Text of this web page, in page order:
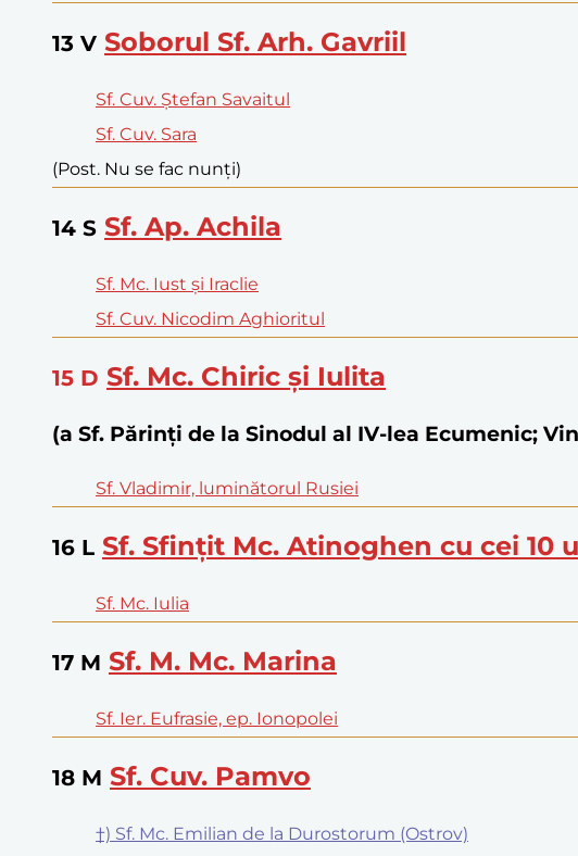
13 V Soborul Sf. Arh. Gavriil
Sf. Cuv. Ștefan Savaitul
Sf. Cuv. Sara
(Post. Nu se fac nunți)
14 S Sf. Ap. Achila
Sf. Mc. Iust și Iraclie
Sf. Cuv. Nicodim Aghioritul
15 D Sf. Mc. Chiric și Iulita
(a Sf. Părinţi de la Sinodul al IV-lea Ecumenic;
Sf. Vladimir, luminătorul Rusiei
16 L Sf. Sfințit Mc. Atinoghen cu cei 10
Sf. Mc. Iulia
17 M Sf. M. Mc. Marina
Sf. Ier. Eufrasie, ep. Ionopolei
18 M Sf. Cuv. Pamvo
†) Sf. Mc. Emilian de la Durostorum (Ostrov)